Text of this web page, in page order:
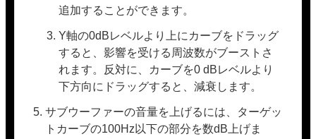
追加することができます。
Y軸の0dBレベルより上にカーブをドラッグ
すると、影響を受ける周波数がブーストさ
れます。反対に、カーブを0 dBレベルより
下方向にドラッグすると、減衰します。
サブウーファーの音量を上げるには、ターゲッ
トカーブの100Hz以下の部分を数dB上げま